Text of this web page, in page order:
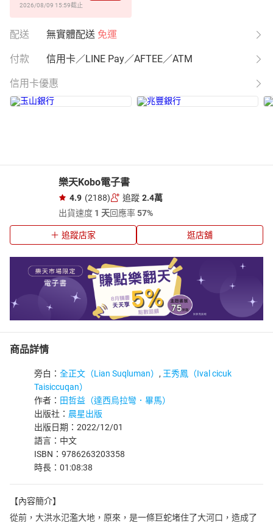
2026/08/09 15:59截止
配送 無實體配送 免運
付款 信用卡／LINE Pay／AFTEE／ATM
信用卡優惠
樂天Kobo電子書
4.9 (2188) 追蹤 2.4萬
出貨速度 1 天回應率57%
追蹤店家 逛店舖
商品詳情
旁白： 全正文（Lian Suqluman） , 王秀鳳（Ival cicuk
Taisiccuqan）
作者： 田哲益（達西烏拉彎．畢馬）
出版社： 晨星出版
出版日期：2022/12/01
語言：中文
ISBN：9786263203358
時長：01:08:38
【內容簡介】
從前，大洪水氾濫大地，原來，是一條巨蛇堵住了大河口，造成了